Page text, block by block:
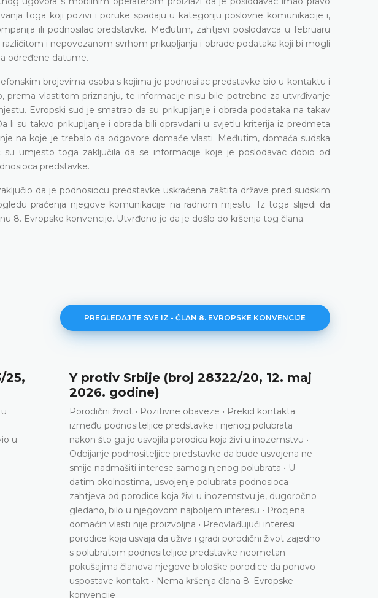
toga koji pozivi i poruke spadaju u kategoriju poslovne komunikacije i,
ili podnosilac predstavke. Međutim, zahtjevi poslodavca u februaru
i nepovezanom svrhom prikupljanja i obrade podataka koji bi mogli
određene datume.
brojevima osoba s kojima je podnosilac predstavke bio u kontaktu i
prema vlastitom priznanju, te informacije nisu bile potrebne za utvrđivanje
Evropski sud je smatrao da su prikupljanje i obrada podataka na takav
li su takvo prikupljanje i obrada bili opravdani u svjetlu kriterija iz predmeta
na koje je trebalo da odgovore domaće vlasti. Međutim, domaća sudska
umjesto toga zaključila da se informacije koje je poslodavac dobio od
predstavke.
da je podnosiocu predstavke uskraćena zaštita države pred sudskim
praćenja njegove komunikacije na radnom mjestu. Iz toga slijedi da
8. Evropske konvencije. Utvrđeno je da je došlo do kršenja tog člana.
PREGLEDAJTE SVE IZ - ČLAN 8. EVROPSKE KONVENCIJE
25,
u
Y protiv Srbije (broj 28322/20, 12. maj
2026. godine)
Porodični život • Pozitivne obaveze • Prekid kontakta
između podnositeljice predstavke i njenog polubrata
nakon što ga je usvojila porodica koja živi u inozemstvu •
Odbijanje podnositeljice predstavke da bude usvojena ne
smije nadmašiti interese samog njenog polubrata • U
datim okolnostima, usvojenje polubrata podnosioca
zahtjeva od porodice koja živi u inozemstvu je, dugoročno
gledano, bilo u njegovom najboljem interesu • Procjena
domaćih vlasti nije proizvoljna • Preovlađujući interesi
porodice koja usvaja da uživa i gradi porodični život zajedno
s polubratom podnositeljice predstavke neometan
pokušajima članova njegove biološke porodice da ponovo
uspostave kontakt • Nema kršenja člana 8. Evropske
konvencije